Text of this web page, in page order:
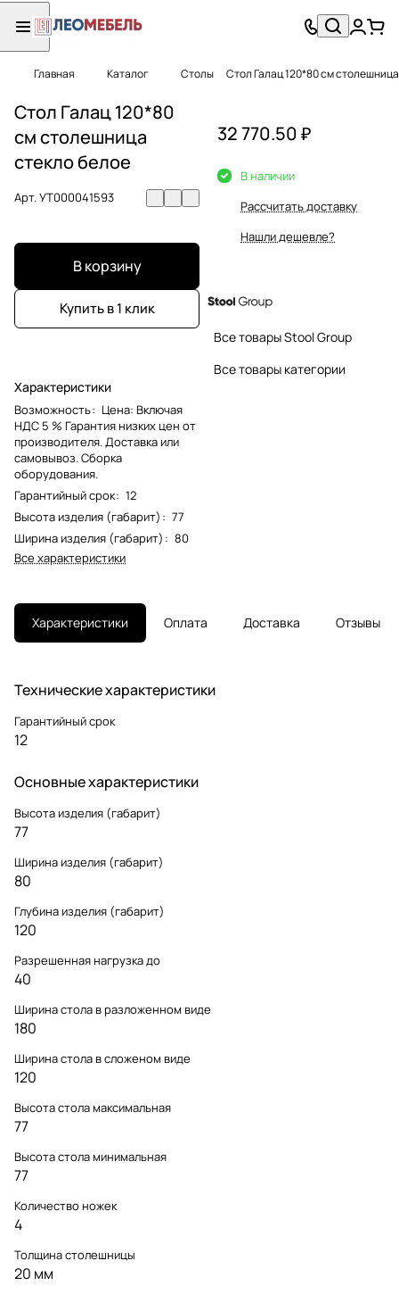
Главная Каталог Столы Стол Галац 120*80 см
Стол Галац 120*80
см столешница
стекло белое
Арт.УТ000041593
В корзину
Купить в 1 клик
Характеристики
Возможность: Цена: Включая
НДС 5 % Гарантия низких цен от
производителя. Доставка или
самовывоз. Сборка
оборудования.
Гарантийный срок: 12
Высота изделия (габарит) : 77
Ширина изделия (габарит) : 80
Все характеристики
32 770.50 ₽
В наличии
Рассчитать доставку
Нашли дешевле?
Все товары Stool Group
Все товары категории
Характеристики Оплата Доставка Отзывы
Технические характеристики
Гарантийный срок
12
Основные характеристики
Высота изделия (габарит)
77
Ширина изделия (габарит)
80
Глубина изделия (габарит)
120
Разрешенная нагрузка до
40
Ширина стола в разложенном виде
180
Ширина стола в сложеном виде
120
Высота стола максимальная
77
Высота стола минимальная
77
Количество ножек
4
Толщина столешницы
20 мм